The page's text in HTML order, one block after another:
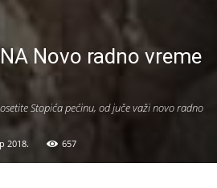
Novo radno vreme
Stopića pećinu, od juče važi novo radno
2018. 657